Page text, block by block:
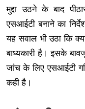
मुद्दा उठने के बाद
एसआईटी बनाने का
यह सवाल भी उठा कि
बाध्यकारी है। इसके
जांच के लिए एसआईटी
कही है।